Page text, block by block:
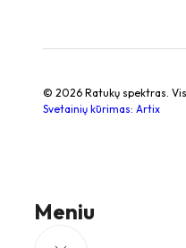
© 2026 Ratukų spektras.
Svetainių kūrimas: Artix
Meniu